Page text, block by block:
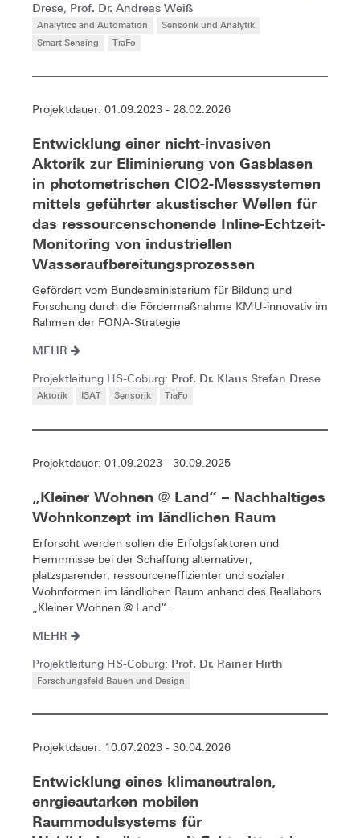
Drese, Prof. Dr. Andreas Weiß
Analytics and Automation
Sensorik und Analytik
Smart Sensing
TraFo
Projektdauer: 01.09.2023 - 28.02.2026
Entwicklung einer nicht-invasiven
Aktorik zur Eliminierung von Gasblasen
in photometrischen ClO2-Messsystemen
mittels geführter akustischer Wellen für
das ressourcenschonende Inline-Echtzeit-
Monitoring von industriellen
Wasseraufbereitungsprozessen
Gefördert vom Bundesministerium für Bildung und
Forschung durch die Fördermaßnahme KMU-innovativ im
Rahmen der FONA-Strategie
MEHR
Projektleitung HS-Coburg: Prof. Dr. Klaus Stefan Drese
Aktorik ISAT Sensorik TraFo
Projektdauer: 01.09.2023 - 30.09.2025
„Kleiner Wohnen @ Land“ – Nachhaltiges
Wohnkonzept im ländlichen Raum
Erforscht werden sollen die Erfolgsfaktoren und
Hemmnisse bei der Schaffung alternativer,
platzsparender, ressourceneffizienter und sozialer
Wohnformen im ländlichen Raum anhand des Reallabors
„Kleiner Wohnen @ Land“.
MEHR
Projektleitung HS-Coburg: Prof. Dr. Rainer Hirth
Forschungsfeld Bauen und Design
Projektdauer: 10.07.2023 - 30.04.2026
Entwicklung eines klimaneutralen,
enrgieautarken mobilen
Raummodulsystems für